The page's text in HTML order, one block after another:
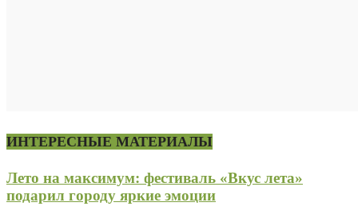
ИНТЕРЕСНЫЕ МАТЕРИАЛЫ
Лето на максимум: фестиваль «Вкус лета»
подарил городу яркие эмоции